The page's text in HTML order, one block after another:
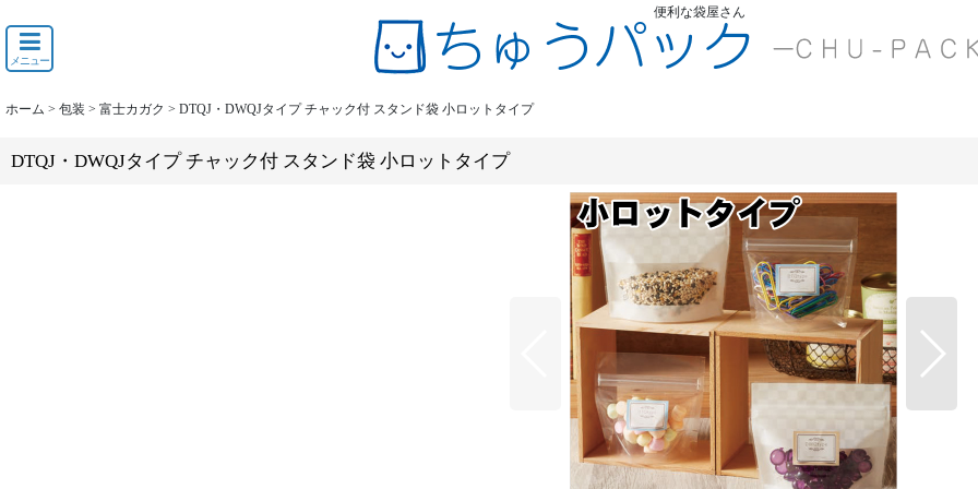
便利な袋屋さん
メニュー
ホーム > 包装 > 富士カガク > DTQJ・DWQJタイプ チャック付 スタンド袋 小ロットタイプ
DTQJ・DWQJタイプ チャック付 スタンド袋 小ロットタイプ